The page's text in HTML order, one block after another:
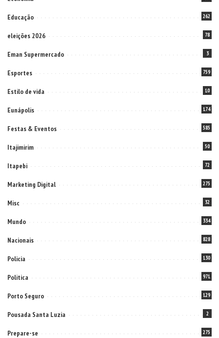
Educação 262
eleições 2026 78
Eman Supermercado 3
Esportes 759
Estilo de vida 10
Eunápolis 174
Festas & Eventos 585
Itajimirim 50
Itapebi 72
Marketing Digital 275
Misc 32
Mundo 334
Nacionais 828
Policia 130
Politica 971
Porto Seguro 129
Pousada Santa Luzia 2
Prepare-se 275